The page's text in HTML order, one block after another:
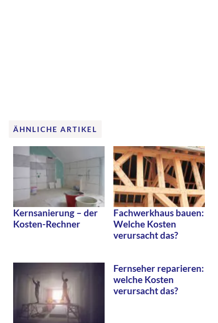
ÄHNLICHE ARTIKEL
Kernsanierung – der
Kosten-Rechner
Fachwerkhaus bauen:
Welche Kosten
verursacht das?
Fernseher reparieren:
welche Kosten
verursacht das?